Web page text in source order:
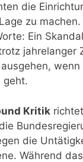
die
zu
Ein
jahrelanger
wenn
geht.
Kritik
die
Während das